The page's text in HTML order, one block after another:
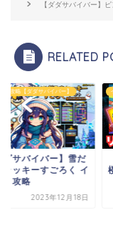
【ダダサバイバー】
RELATED
ト攻略【ダダサバイバー】
ダサバイバー】雪だ
ラッキーすごろく イ
ト攻略
2023年12月18日